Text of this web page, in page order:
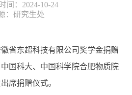
间：2024-10-24
： 研究生处
省东超科技有限公司奖学金捐赠
国科大、中国科学院合肥物质院
席捐赠仪式。